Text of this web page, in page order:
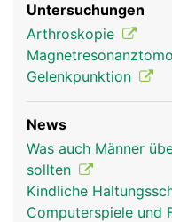
Untersuchungen
Arthroskopie
Gelenkpunktion
News
Was auch Männer
sollten
Kindliche
Computerspiele und